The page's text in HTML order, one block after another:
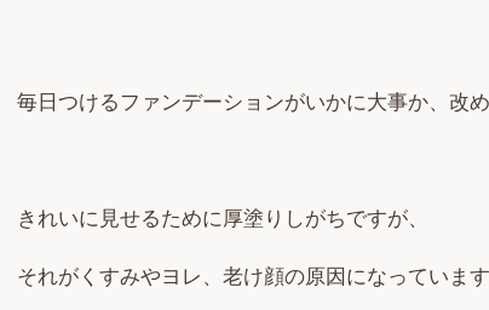
毎日つけるファンデーションがいかに大事か、改
きれいに見せるために厚塗りしがちですが、
それがくすみやヨレ、老け顔の原因になっています